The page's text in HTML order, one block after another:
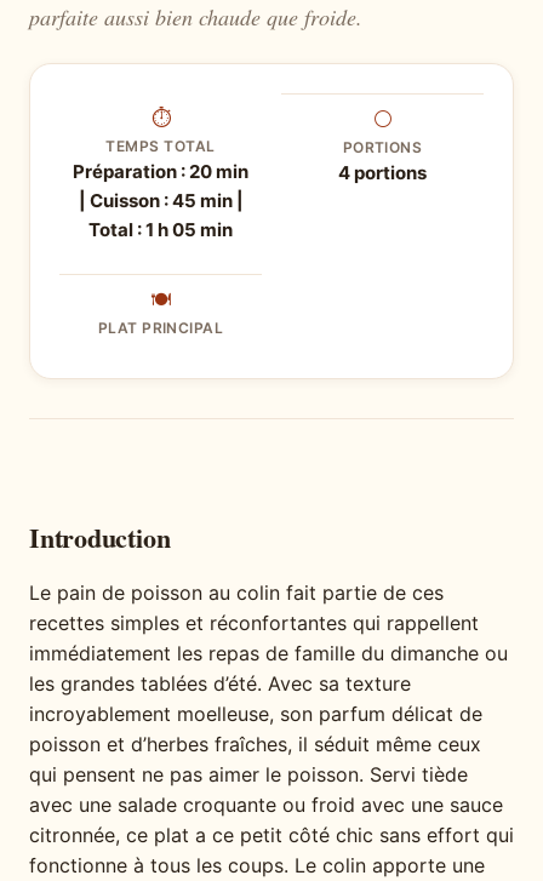
parfaite aussi bien chaude que froide.
⏱
TEMPS TOTAL
Préparation : 20 min
| Cuisson : 45 min |
Total : 1 h 05 min
⚪
PORTIONS
4 portions
🍽
PLAT PRINCIPAL
Introduction
Le pain de poisson au colin fait partie de ces
recettes simples et réconfortantes qui rappellent
immédiatement les repas de famille du dimanche ou
les grandes tablées d’été. Avec sa texture
incroyablement moelleuse, son parfum délicat de
poisson et d’herbes fraîches, il séduit même ceux
qui pensent ne pas aimer le poisson. Servi tiède
avec une salade croquante ou froid avec une sauce
citronnée, ce plat a ce petit côté chic sans effort qui
fonctionne à tous les coups. Le colin apporte une